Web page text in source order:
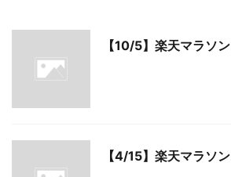
【10/5】楽天マラソ
【4/15】楽天マラソ